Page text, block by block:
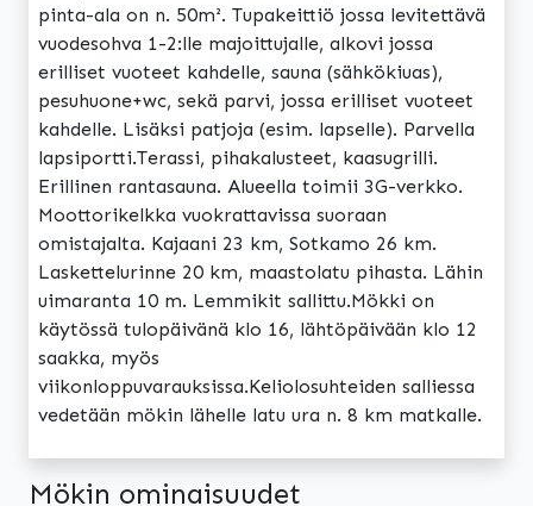
pinta-ala on n. 50m². Tupakeittiö jossa levitettävä
vuodesohva 1-2:lle majoittujalle, alkovi jossa
erilliset vuoteet kahdelle, sauna (sähkökiuas),
pesuhuone+wc, sekä parvi, jossa erilliset vuoteet
kahdelle. Lisäksi patjoja (esim. lapselle). Parvella
lapsiportti.Terassi, pihakalusteet, kaasugrilli.
Erillinen rantasauna. Alueella toimii 3G-verkko.
Moottorikelkka vuokrattavissa suoraan
omistajalta. Kajaani 23 km, Sotkamo 26 km.
Laskettelurinne 20 km, maastolatu pihasta. Lähin
uimaranta 10 m. Lemmikit sallittu.Mökki on
käytössä tulopäivänä klo 16, lähtöpäivään klo 12
saakka, myös
viikonloppuvarauksissa.Keliolosuhteiden salliessa
vedetään mökin lähelle latu ura n. 8 km matkalle.
Mökin ominaisuudet